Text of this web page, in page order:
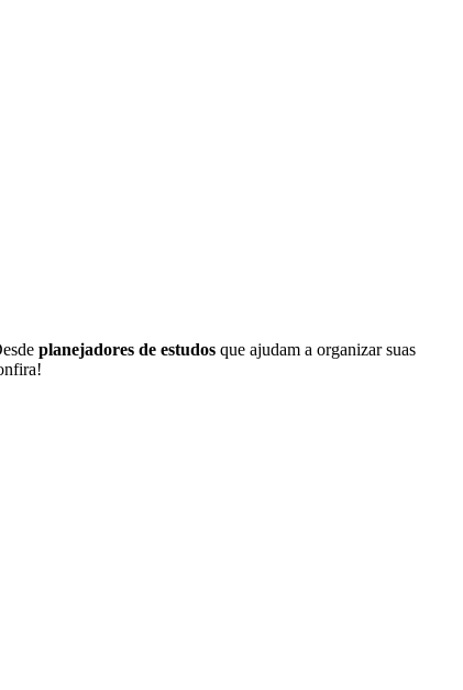
planejadores de estudos que ajudam a organizar suas